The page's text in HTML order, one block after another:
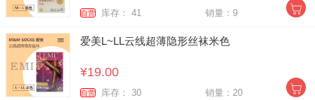
自营 库存： 41 销量：9
爱美L~LL云线超薄隐形丝袜米色
¥19.00
自营 库存： 30 销量：20